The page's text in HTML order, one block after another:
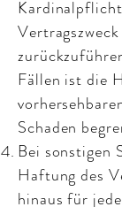
Fällen ist die
Schaden
Bei sonstigen
Haftung des
hinaus für